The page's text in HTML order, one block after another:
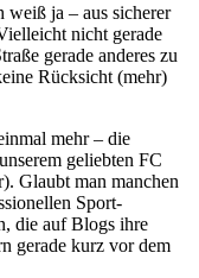
ja – aus sicherer
nicht gerade
gerade anderes zu
Rücksicht (mehr)
mehr – die
geliebten FC
Glaubt man manchen
Sport-
die auf Blogs ihre
gerade kurz vor dem